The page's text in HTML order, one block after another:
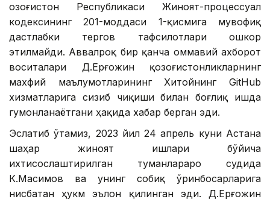
Қозоғистон Республикаси Жиноят-процессуал
кодексининг 201-моддаси 1-қисмига мувофиқ
дастлабки тергов тафсилотлари ошкор
этилмайди. Аввалроқ бир қанча оммавий ахборот
воситалари Д.Ерғожин қозоғистонликларнинг
махфий маълумотларининг Хитойнинг GitHub
хизматларига сизиб чиқиши билан боғлиқ ишда
гумонланаётгани ҳақида хабар берган эди.
Эслатиб ўтамиз, 2023 йил 24 апрель куни Астана
шаҳар жиноят ишлари бўйича
ихтисослаштирилган туманлараро судида
К.Масимов ва унинг собиқ ўринбосарларига
нисбатан ҳукм эълон қилинган эди. Д.Ерғожин